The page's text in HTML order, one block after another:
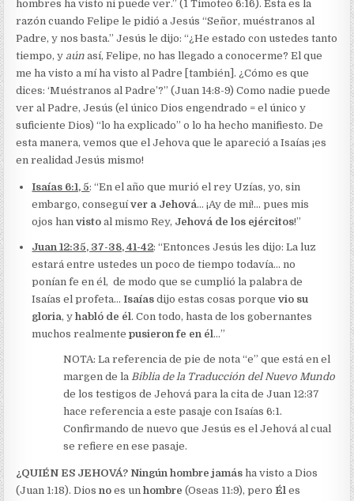
hombres ha visto ni puede ver.” (1 Timoteo 6:16). Esta es la
razón cuando Felipe le pidió a Jesús “Señor, muéstranos al
Padre, y nos basta.” Jesús le dijo: “¿He estado con ustedes tanto
tiempo, y aún así, Felipe, no has llegado a conocerme? El que
me ha visto a mí ha visto al Padre [también]. ¿Cómo es que
dices: ‘Muéstranos al Padre’?” (Juan 14:8-9) Como nadie puede
ver al Padre, Jesús (el único Dios engendrado = el único y
suficiente Dios) “lo ha explicado” o lo ha hecho manifiesto. De
esta manera, vemos que el Jehova que le apareció a Isaías ¡es
en realidad Jesús mismo!
Isaías 6:1, 5: “En el año que murió el rey Uzías, yo, sin
embargo, conseguíver a Jehová… ¡Ay de mí!… pues mis
ojos hanvisto al mismo Rey, Jehová de los ejércitos!”
Juan 12:35, 37-38, 41-42: “Entonces Jesús les dijo: La luz
estará entre ustedes un poco de tiempo todavía… no
ponían fe en él, de modo que se cumplió la palabra de
Isaías el profeta…Isaías dijo estas cosas porquevio su
gloria, yhabló de él. Con todo, hasta de los gobernantes
muchos realmentepusieron fe en él…”
NOTA: La referencia de pie de nota “e” que está en el
margen de laBiblia de la Traducción del Nuevo Mundo
de los testigos de Jehová para la cita de Juan 12:37
hace referencia a este pasaje con Isaías 6:1.
Confirmando de nuevo que Jesús es el Jehová al cual
se refiere en ese pasaje.
¿QUIÉN ES JEHOVÁ? Ningún hombre jamásha visto a Dios
(Juan 1:18). Diosno es unhombre (Oseas 11:9), peroÉles